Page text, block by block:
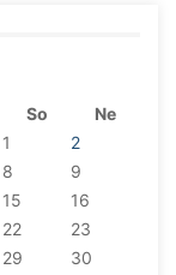
So
Ne
1
2
8
9
15
16
22
23
29
30